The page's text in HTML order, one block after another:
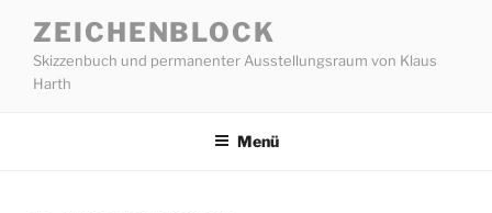
Inhalt
springen
ZEICHENBLOCK
Skizzenbuch und permanenter Ausstellungsraum von Klaus
Harth
Menü